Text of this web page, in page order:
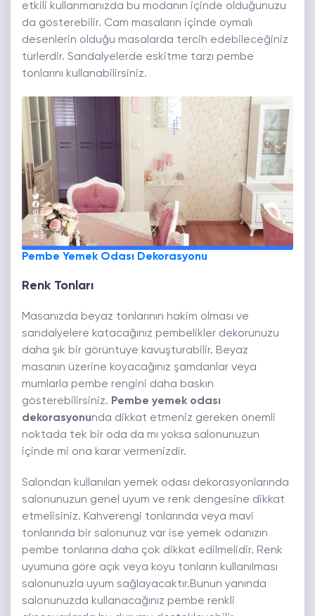
etkili kullanmanızda bu modanın içinde olduğunuzu
da gösterebilir. Cam masaların içinde oymalı
desenlerin olduğu masalarda tercih edebileceğiniz
türlerdir. Sandalyelerde eskitme tarzı pembe
tonlarını kullanabilirsiniz.
Pembe Yemek Odası Dekorasyonu
Renk Tonları
Masanızda beyaz tonlarının hakim olması ve
sandalyelere katacağınız pembelikler dekorunuzu
daha şık bir görüntüye kavuşturabilir. Beyaz
masanın üzerine koyacağınız şamdanlar veya
mumlarla pembe rengini daha baskın
gösterebilirsiniz. Pembe yemek odası
dekorasyonunda dikkat etmeniz gereken önemli
noktada tek bir oda da mı yoksa salonunuzun
içinde mi ona karar vermenizdir.
Salondan kullanılan yemek odası dekorasyonlarında
salonunuzun genel uyum ve renk dengesine dikkat
etmelisiniz. Kahverengi tonlarında veya mavi
tonlarında bir salonunuz var ise yemek odanızın
pembe tonlarına daha çok dikkat edilmelidir. Renk
uyumuna göre açık veya koyu tonların kullanılması
salonunuzla uyum sağlayacaktır.Bunun yanında
salonunuzda kullanacağınız pembe renkli